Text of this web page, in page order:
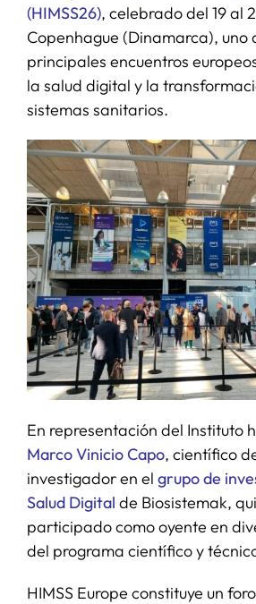
(HIMSS26), celebrado del 19 al
Copenhague (Dinamarca), uno
principales encuentros
la salud digital y la
sistemas sanitarios.
En representación del Instituto
Marco Vinicio Capo, científico
investigador en el grupo de
Salud Digital de Biosistemak,
participado como oyente en
del programa científico y
HIMSS Europe constituye un